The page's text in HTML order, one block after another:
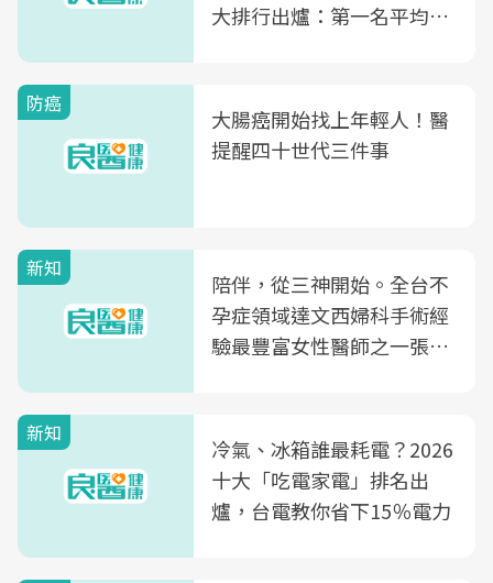
大排行出爐：第一名平均一
防癌
大腸癌開始找上年輕人！醫
提醒四十世代三件事
新知
陪伴，從三神開始。全台不
孕症領域達文西婦科手術經
驗最豐富女性醫師之一張永
光田醫院建構360度女性健
康照護生態圈
新知
冷氣、冰箱誰最耗電？2026
十大「吃電家電」排名出
爐，台電教你省下15％電力